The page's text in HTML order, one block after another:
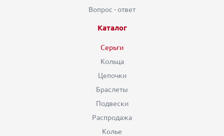
Вопрос - ответ
Каталог
Серьги
Кольца
Цепочки
Браслеты
Подвески
Распродажа
Колье